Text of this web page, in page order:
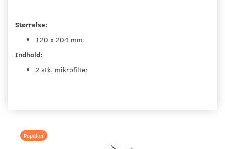
Størrelse:
120 x 204 mm.
Indhold:
2 stk. mikrofilter
Populær